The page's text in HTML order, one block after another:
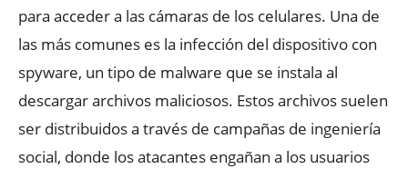
para acceder a las cámaras de los celulares. Una de
las más comunes es la infección del dispositivo con
spyware, un tipo de malware que se instala al
descargar archivos maliciosos. Estos archivos suelen
ser distribuidos a través de campañas de ingeniería
social, donde los atacantes engañan a los usuarios